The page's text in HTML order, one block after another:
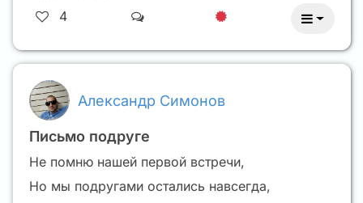
4
Александр Симонов
Письмо подруге
Не помню нашей первой встречи,
Но мы подругами остались навсегда,